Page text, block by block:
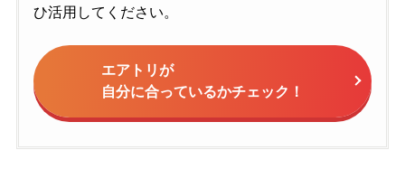
ひ活用してください。
エアトリが
自分に合っているかチェック！